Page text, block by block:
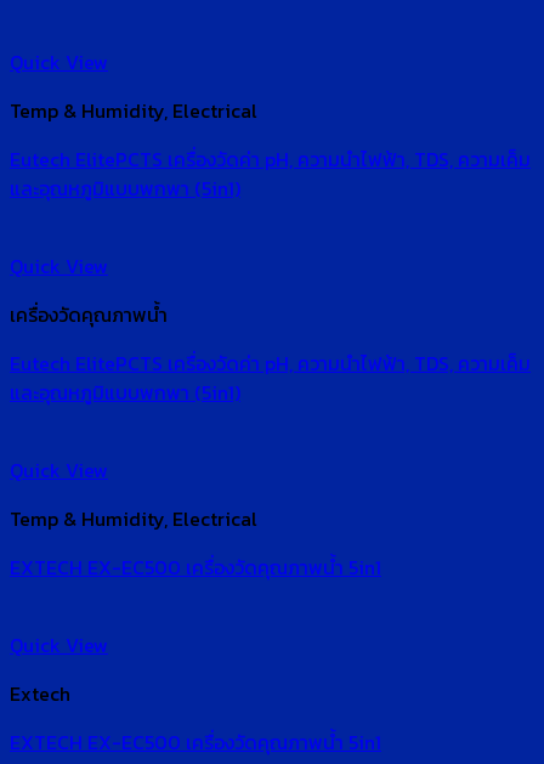
Quick View
Temp & Humidity, Electrical
Eutech ElitePCTS เครื่องวัดค่า pH, ความนำไฟฟ้า, TDS, ความเค็ม
และอุณหภูมิแบบพกพา (5in1)
Quick View
เครื่องวัดคุณภาพน้ำ
Eutech ElitePCTS เครื่องวัดค่า pH, ความนำไฟฟ้า, TDS, ความเค็ม
และอุณหภูมิแบบพกพา (5in1)
Quick View
Temp & Humidity, Electrical
EXTECH EX-EC500 เครื่องวัดคุณภาพน้ำ 5in1
Quick View
Extech
EXTECH EX-EC500 เครื่องวัดคุณภาพน้ำ 5in1